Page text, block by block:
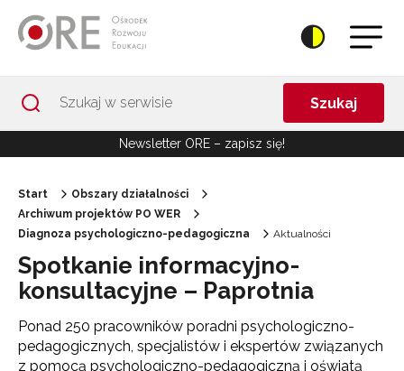
Szukaj
Newsletter ORE – zapisz się!
Start
Obszary działalności
Archiwum projektów PO WER
Diagnoza psychologiczno-pedagogiczna
Aktualności
Spotkanie informacyjno-
konsultacyjne – Paprotnia
Ponad 250 pracowników poradni psychologiczno-
pedagogicznych, specjalistów i ekspertów związanych
z pomocą psychologiczno-pedagogiczną i oświatą